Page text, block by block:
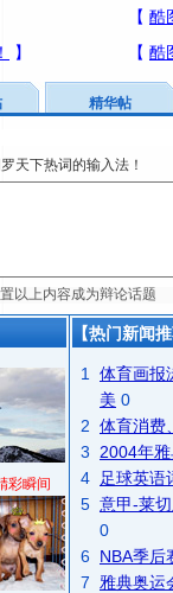
精华帖
天下热词的输入法！
彩瞬间
【热门新闻
1
体育画报
美 0
2 体育消费
3
2004年
4
足球英语
5 意甲-莱
0
6 NBA季后
7
雅典奥运